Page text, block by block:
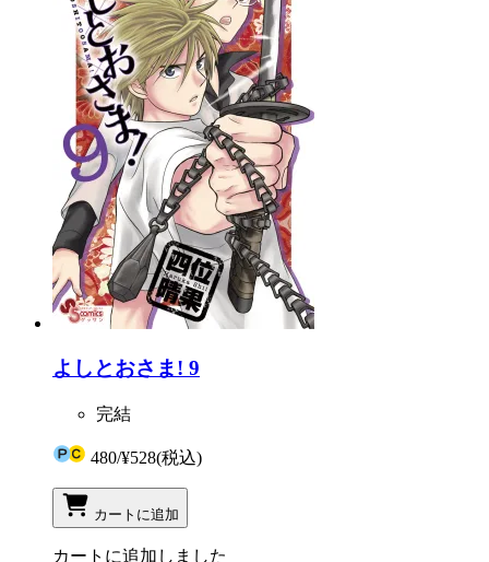
よしとおさま! 9
完結
480/¥528(税込)
カートに追加
カートに追加しました